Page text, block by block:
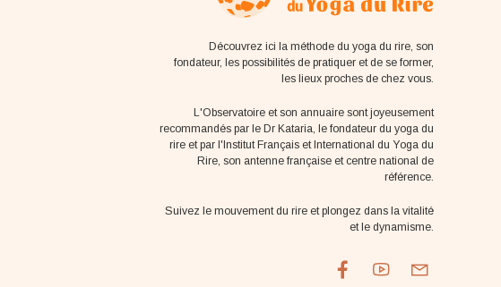
Découvrez ici la méthode du yoga du rire, son
fondateur, les possibilités de pratiquer et de se former,
les lieux proches de chez vous.
L'Observatoire et son annuaire sont joyeusement
recommandés par le Dr Kataria, le fondateur du yoga du
rire et par l'Institut Français et International du Yoga du
Rire, son antenne française et centre national de
référence.
Suivez le mouvement du rire et plongez dans la vitalité
et le dynamisme.